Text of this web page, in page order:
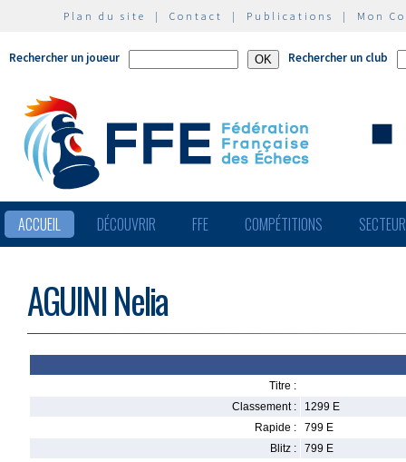
Plan du site | Contact | Publications | Mon
Rechercher un joueur Rechercher un club
ACCUEIL DÉCOUVRIR FFE COMPÉTITIONS
AGUINI Nelia
Titre :
Classement :
1299 E
Rapide :
799 E
Blitz :
799 E